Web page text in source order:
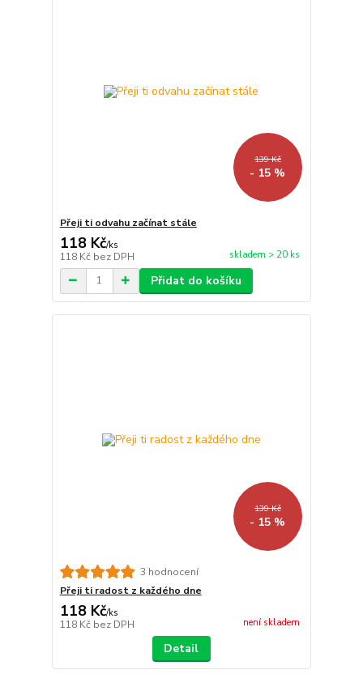
139 Kč
- 15 %
Přeji ti odvahu začínat stále
118 Kč/ks
118 Kč bez DPH skladem > 20 ks
Přidat do košíku
139 Kč
- 15 %
3 hodnocení
Přeji ti radost z každého dne
118 Kč/ks
118 Kč bez DPH není skladem
Detail